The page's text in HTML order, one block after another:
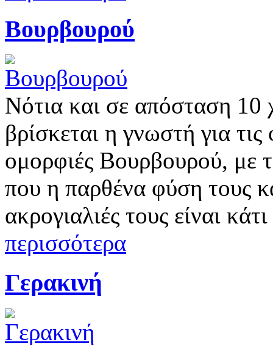
Βουρβουρού
Νότια και σε απόσταση 10
βρίσκεται η γνωστή για τις
ομορφιές Βουρβουρού, με
που η παρθένα φύση τους
ακρογιαλιές τους είναι κάτι
περισσότερα
Γερακινή